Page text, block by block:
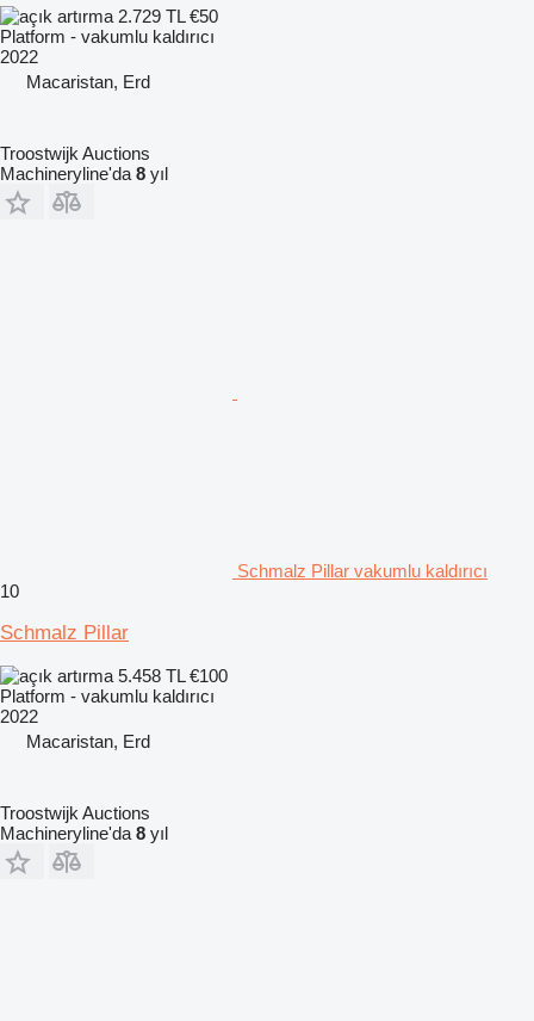
2.729 TL€50
Platform - vakumlu kaldırıcı
2022
Macaristan, Erd
Troostwijk Auctions
Machineryline'da 8 yıl
Schmalz Pillar vakumlu kaldırıcı
10
Schmalz Pillar
5.458 TL€100
Platform - vakumlu kaldırıcı
2022
Macaristan, Erd
Troostwijk Auctions
Machineryline'da 8 yıl